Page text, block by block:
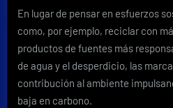
En lugar de pensar en esfuerzos
como, por ejemplo, reciclar con
productos de fuentes más
de agua y el desperdicio, las
contribución al ambiente
baja en carbono.